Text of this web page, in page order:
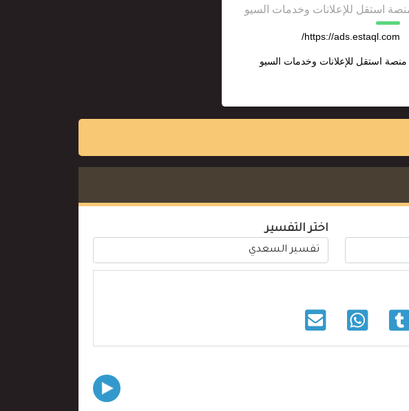
https://ads.estaql.com/
منصة استقل للإعلانات وخدمات السيو
اختر التفسير